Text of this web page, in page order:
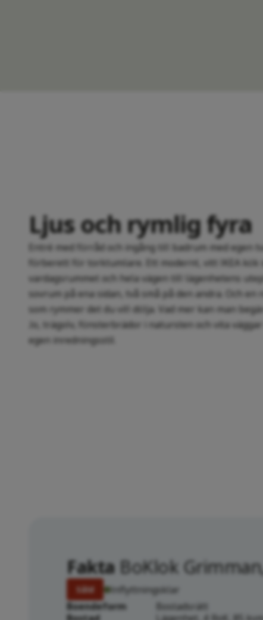
Ljus och rymlig fyra
Entré med förråd och ingång till badrum med egen
förberett för torktumlare. Ett modernt, vitt IKEA kök
vardagsrummet och hela vägen till lägenhetens
sovrum på ena sidan, två små på den andra. Och en
som rymmer det du vill dölja. Vad mer kan man
Jo, trägolv, fönsterbrädor i natursten och vita
egen inredningsstil.
Fakta BoKlok
Såld
Inflyttningsklar
Boendeform
Bostadsrätt